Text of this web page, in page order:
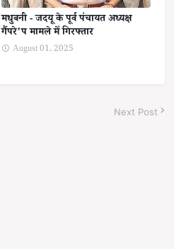
मधुबनी - जदयू के पूर्व पंचायत अध्यक्ष
गैंपरे'प मामले में गिरफ्तार
August 01, 2025
Next Post